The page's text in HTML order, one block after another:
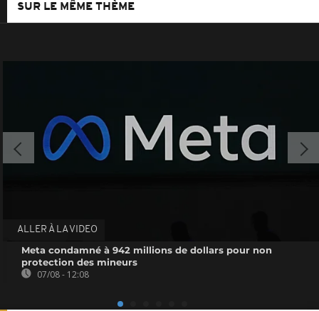
SUR LE MÊME THÈME
ALLER À LA VIDEO
Meta condamné à 942 millions de dollars pour non
protection des mineurs
07/08 - 12:08